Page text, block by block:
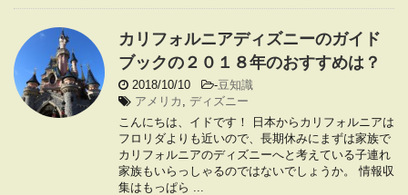
カリフォルニアディズニーのガイド
ブックの２０１８年のおすすめは？
2018/10/10 -豆知識
アメリカ , ディズニー
こんにちは、イドです！ 日本からカリフォルニアは
フロリダよりも近いので、長期休みにまずは家族で
カリフォルニアのディズニーへと考えている子連れ
家族もいらっしゃるのではないでしょうか。 情報収
集はもっぱら ...